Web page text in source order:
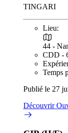
TINGARI
Lieu:
44 -
CDD -
Temps
Publié le 27
Découvrir